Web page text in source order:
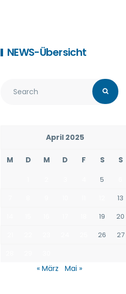
NEWS-Übersicht
April 2025
M D M D F S S
5
13
19
20
26
27
« März Mai »